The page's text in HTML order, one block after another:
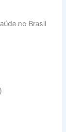
no Brasil